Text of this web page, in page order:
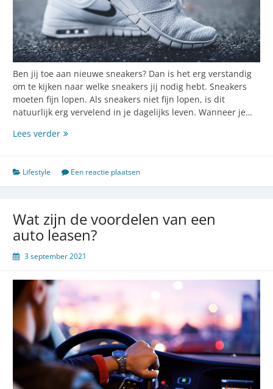
Ben jij toe aan nieuwe sneakers? Dan is het erg verstandig
om te kijken naar welke sneakers jij nodig hebt. Sneakers
moeten fijn lopen. Als sneakers niet fijn lopen, is dit
natuurlijk erg vervelend in je dagelijks leven. Wanneer je…
Lees verderToe
Lifestyle Een reactie plaatsen
Wat zijn de voordelen van een
auto leasen?
3 september 2021